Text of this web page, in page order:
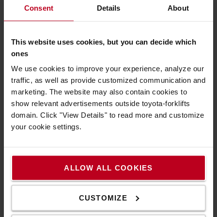
Consent Details About
This website uses cookies, but you can decide which
ones
We use cookies to improve your experience, analyze our
traffic, as well as provide customized communication and
marketing. The website may also contain cookies to
show relevant advertisements outside toyota-forklifts
domain. Click "View Details" to read more and customize
your cookie settings.
ALLOW ALL COOKIES
CUSTOMIZE
in puncto Sicherheit, Ergonomie und Energieeffizienz. Dieser
fahrerfreundliche Stapler ist ein wohlverdienter Gold-
Der BT Reflex wurde im Mai 2021 auf den Markt gebracht
Award.
Toyota Traigo80 – Neuer Elektro-Gabelstapler
mit iF Design Award 2022 ausgezeichnet
und Vibrationen. Dennoch ist sie komfortabel und äußerst
bedienerfreundlich. Der Touchscreen ermöglicht eine
einfache Interaktion zwischen Stapler und Fahrer. Der mit
einem Lithium-Ionen-Akku betriebene Stapler zeichnet sich